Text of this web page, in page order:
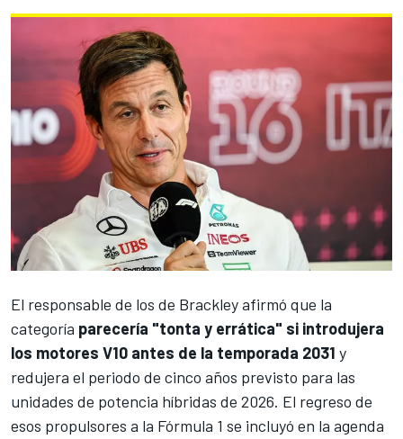
El responsable de los de Brackley afirmó que la
categoría parecería "tonta y errática" si introdujera
los motores V10 antes de la temporada 2031 y
redujera el periodo de cinco años previsto para las
unidades de potencia híbridas de 2026. El regreso de
esos propulsores a la Fórmula 1 se incluyó en la agenda